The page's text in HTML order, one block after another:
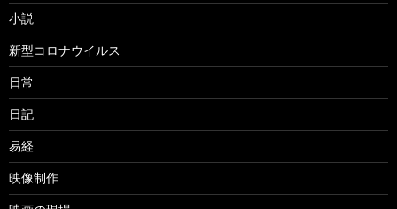
小説
新型コロナウイルス
日常
日記
易経
映像制作